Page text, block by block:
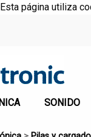
Esta página utiliza
SONIDO